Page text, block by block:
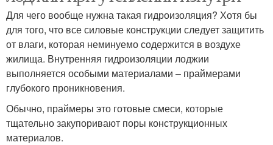
Для чего вообще нужна такая гидроизоляция? Хотя бы
для того, что все силовые конструкции следует защитить
от влаги, которая неминуемо содержится в воздухе
жилища. Внутренняя гидроизоляции лоджии
выполняется особыми материалами – праймерами
глубокого проникновения.
Обычно, праймеры это готовые смеси, которые
тщательно закупоривают поры конструкционных
материалов.